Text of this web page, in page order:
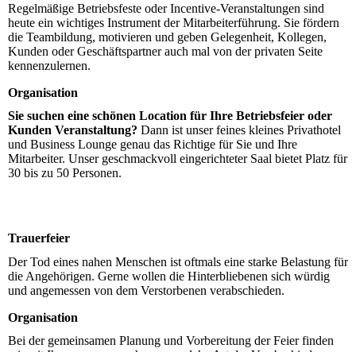
Regelmäßige Betriebsfeste oder Incentive-Veranstaltungen sind
heute ein wichtiges Instrument der Mitarbeiterführung. Sie fördern
die Teambildung, motivieren und geben Gelegenheit, Kollegen,
Kunden oder Geschäftspartner auch mal von der privaten Seite
kennenzulernen.
Organisation
Sie suchen eine schönen Location für Ihre Betriebsfeier oder
Kunden Veranstaltung? Dann ist unser feines kleines Privathotel
und Business Lounge genau das Richtige für Sie und Ihre
Mitarbeiter. Unser geschmackvoll ein­ge­rich­teter Saal bietet Platz für
30 bis zu 50 Personen.
Trauerfeier
Der Tod eines nahen Menschen ist oftmals eine starke Belastung für
die An­ge­hö­rigen. Gerne wollen die Hinterbliebenen sich würdig
und angemessen von dem Verstorbenen verabschieden.
Organisation
Bei der gemeinsamen Planung und Vorbereitung der Feier finden